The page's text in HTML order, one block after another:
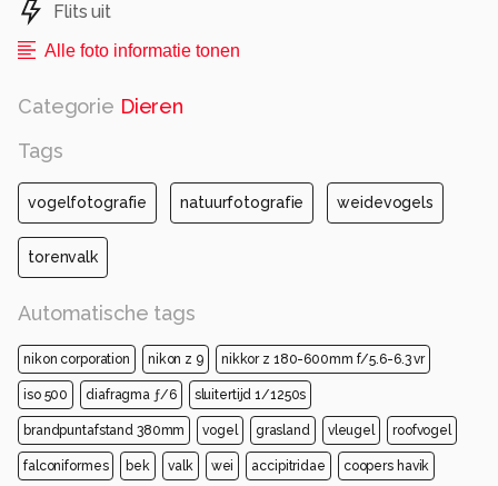
Flits uit
Alle foto informatie tonen
Categorie Dieren
Tags
vogelfotografie natuurfotografie weidevogels
torenvalk
Automatische tags
nikon corporation nikon z 9 nikkor z 180-600mm f/5.6-6.3 vr
iso 500 diafragma ƒ/6 sluitertijd 1/1250s
brandpuntafstand 380mm vogel grasland vleugel roofvogel
falconiformes bek valk wei accipitridae coopers havik